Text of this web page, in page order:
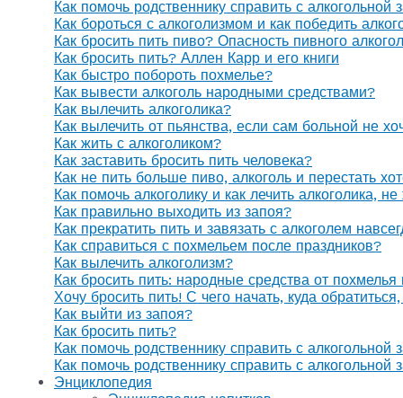
Как помочь родственнику справить с алкогольной
Как бороться с алкоголизмом и как победить
Как бросить пить пиво? Опасность пивного
Как бросить пить? Аллен Карр и его книги
Как быстро побороть похмелье?
Как вывести алкоголь народными средствами?
Как вылечить алкоголика?
Как вылечить от пьянства, если сам больной не
Как жить с алкоголиком?
Как заставить бросить пить человека?
Как не пить больше пиво, алкоголь и перестать
Как помочь алкоголику и как лечить алкоголика,
Как правильно выходить из запоя?
Как прекратить пить и завязать с алкоголем
Как справиться с похмельем после праздников?
Как вылечить алкоголизм?
Как бросить пить: народные средства от похмелья
Хочу бросить пить! С чего начать, куда
Как выйти из запоя?
Как бросить пить?
Как помочь родственнику справить с алкогольной
Как помочь родственнику справить с алкогольной
Энциклопедия